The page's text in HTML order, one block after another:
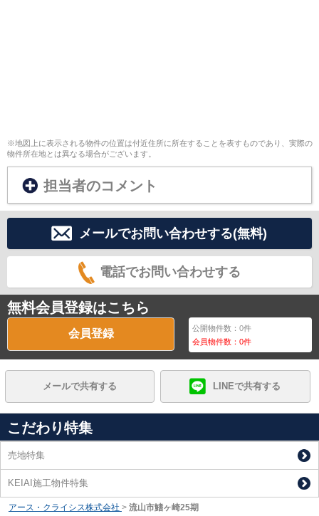
※地図上に表示される物件の位置は付近住所に所在することを表すものであり、実際の
物件所在地とは異なる場合がございます。
担当者のコメント
メールでお問い合わせする(無料)
電話でお問い合わせする
無料会員登録はこちら
会員登録 公開物件数：0件
会員物件数：0件
メールで共有する LINEで共有する
こだわり特集
売地特集
KEIAI施工物件特集
アース・クライシス株式会社 > 流山市鰭ヶ崎25期